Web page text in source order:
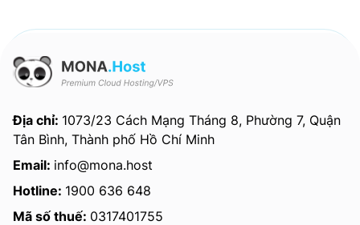
Địa chỉ: 1073/23 Cách Mạng Tháng 8, Phường 7, Quận
Tân Bình, Thành phố Hồ Chí Minh
Email: info@mona.host
Hotline: 1900 636 648
Mã số thuế: 0317401755